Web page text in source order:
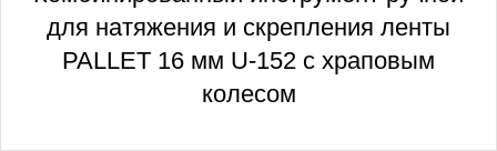
для натяжения и скрепления ленты
PALLET 16 мм U-152 с храповым
колесом